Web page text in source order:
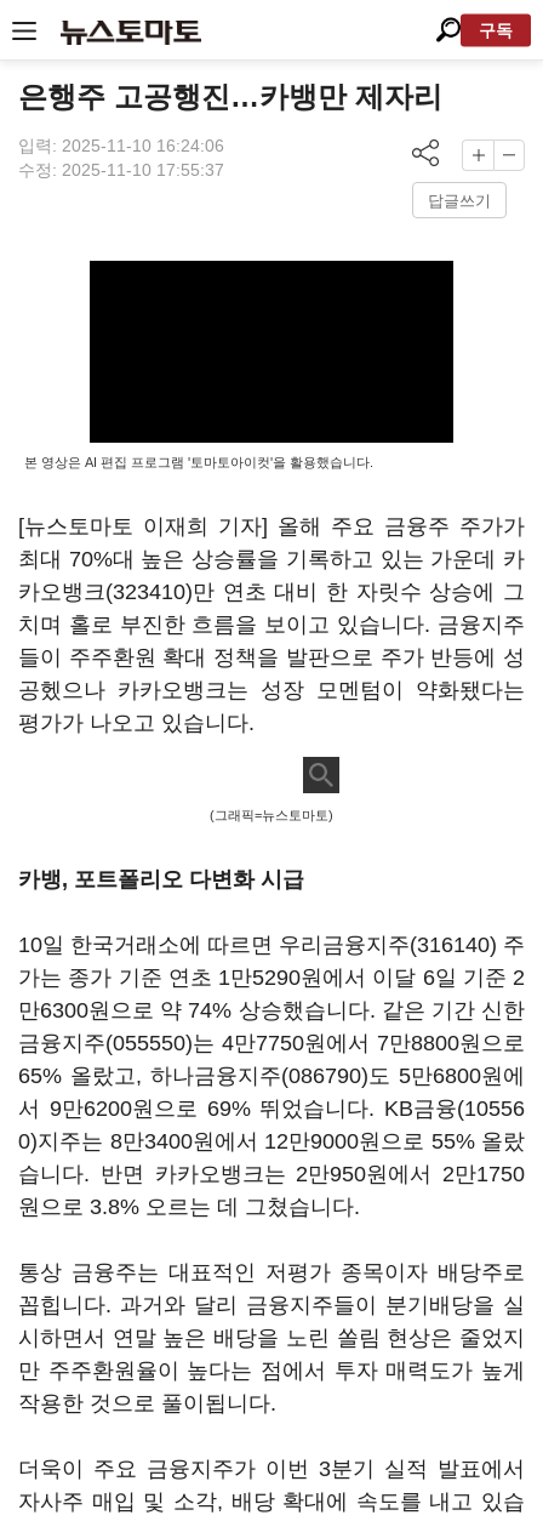
구독
은행주 고공행진…카뱅만 제자리
입력: 2025-11-10 16:24:06
수정: 2025-11-10 17:55:37
답글쓰기
본 영상은 AI 편집 프로그램 '토마토아이컷'을 활용했습니다.
[뉴스토마토 이재희 기자] 올해 주요 금융주 주가가
최대 70%대 높은 상승률을 기록하고 있는 가운데 카
카오뱅크(323410)만 연초 대비 한 자릿수 상승에 그
치며 홀로 부진한 흐름을 보이고 있습니다. 금융지주
들이 주주환원 확대 정책을 발판으로 주가 반등에 성
공헸으나 카카오뱅크는 성장 모멘텀이 약화됐다는
평가가 나오고 있습니다.
(그래픽=뉴스토마토)
카뱅, 포트폴리오 다변화 시급
10일 한국거래소에 따르면 우리금융지주(316140) 주
가는 종가 기준 연초 1만5290원에서 이달 6일 기준 2
만6300원으로 약 74% 상승했습니다. 같은 기간 신한
금융지주(055550)는 4만7750원에서 7만8800원으로
65% 올랐고, 하나금융지주(086790)도 5만6800원에
서 9만6200원으로 69% 뛰었습니다. KB금융(10556
0)지주는 8만3400원에서 12만9000원으로 55% 올랐
습니다. 반면 카카오뱅크는 2만950원에서 2만1750
원으로 3.8% 오르는 데 그쳤습니다.
통상 금융주는 대표적인 저평가 종목이자 배당주로
꼽힙니다. 과거와 달리 금융지주들이 분기배당을 실
시하면서 연말 높은 배당을 노린 쏠림 현상은 줄었지
만 주주환원율이 높다는 점에서 투자 매력도가 높게
작용한 것으로 풀이됩니다.
더욱이 주요 금융지주가 이번 3분기 실적 발표에서
자사주 매입 및 소각, 배당 확대에 속도를 내고 있습